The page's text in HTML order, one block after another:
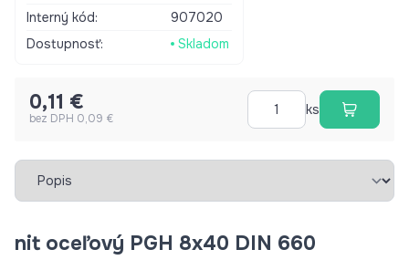
Interný kód:
907020
Dostupnosť:
Skladom
0,11 €
bez DPH 0,09 €
ks
Vybrať záložku
nit oceľový PGH 8x40 DIN 660